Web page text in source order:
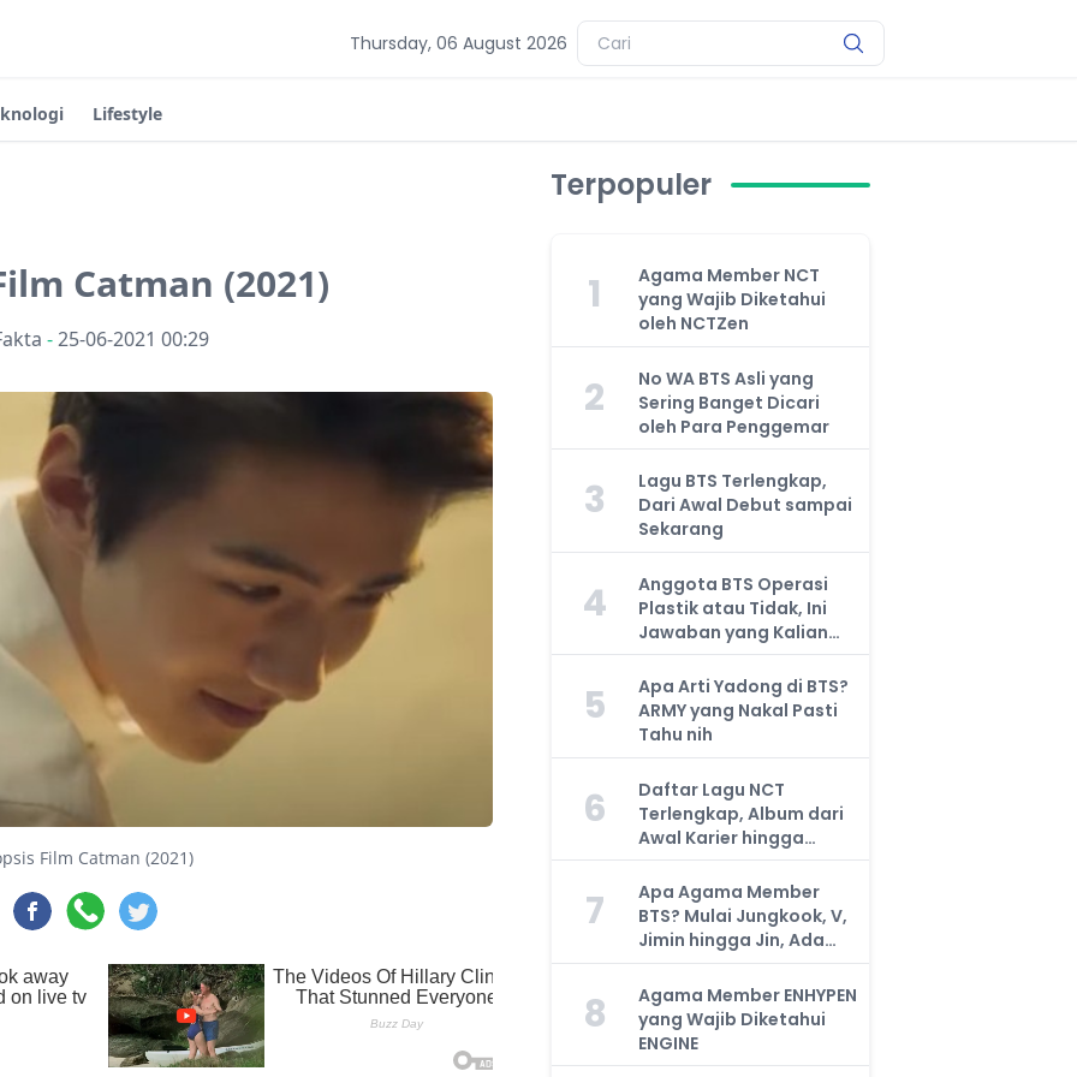
Thursday, 06 August 2026
Lifestyle
Catman (2021)
-25-06-2021 00:29
Film Catman (2021)
Terpopuler
1
Agama Member NCT
yang Wajib Diketahui
oleh NCTZen
2
No WA BTS Asli yang
Sering Banget Dicari
oleh Para Penggemar
3
Lagu BTS Terlengkap,
Dari Awal Debut sampai
Sekarang
4
Anggota BTS Operasi
Plastik atau Tidak, Ini
Jawaban yang Kalian
Cari
5
Apa Arti Yadong di BTS?
ARMY yang Nakal Pasti
Tahu nih
6
Daftar Lagu NCT
Terlengkap, Album dari
Awal Karier hingga
Sekarang
7
Apa Agama Member
BTS? Mulai Jungkook, V,
Jimin hingga Jin, Ada
yang Atheis
8
Agama Member ENHYPEN
yang Wajib Diketahui
ENGINE